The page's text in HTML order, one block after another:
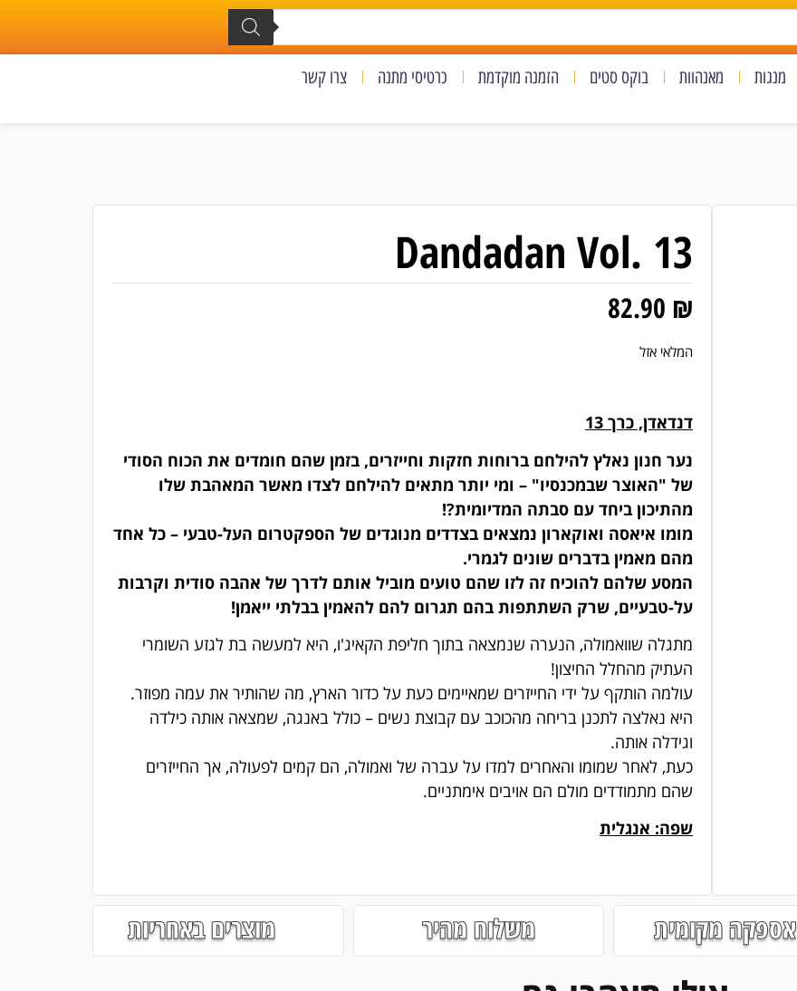
מנגות מאנהוות בוקס סטים הזמנה מוקדמת כרטיסי מתנה צרו קשר
Dandadan Vol. 13
82.90 ₪
המלאי אזל
דנדאדן, כרך 13
נער חנון נאלץ להילחם ברוחות חזקות וחייזרים, בזמן שהם חומדים את הכוח הסודי
של "האוצר שבמכנסיו" – ומי יותר מתאים להילחם לצדו מאשר המאהבת שלו
מהתיכון ביחד עם סבתה המדיומית?!
מומו איאסה ואוקארון נמצאים בצדדים מנוגדים של הספקטרום העל-טבעי – כל אחד
מהם מאמין בדברים שונים לגמרי.
המסע שלהם להוכיח זה לזו שהם טועים מוביל אותם לדרך של אהבה סודית וקרבות
על-טבעיים, שרק השתתפות בהם תגרום להם להאמין בבלתי ייאמן!
מתגלה שוואמולה, הנערה שנמצאה בתוך חליפת הקאיג'ו, היא למעשה בת לגזע השומרי
העתיק מהחלל החיצון!
עולמה הותקף על ידי החייזרים שמאיימים כעת על כדור הארץ, מה שהותיר את עמה מפוזר.
היא נאלצה לתכנן בריחה מהכוכב עם קבוצת נשים – כולל באנגה, שמצאה אותה כילדה
וגידלה אותה.
כעת, לאחר שמומו והאחרים למדו על עברה של ואמולה, הם קמים לפעולה, אך החייזרים
שהם מתמודדים מולם הם אויבים אימתניים.
שפה: אנגלית
אספקה מקומית משלוח מהיר מוצרים באחריות